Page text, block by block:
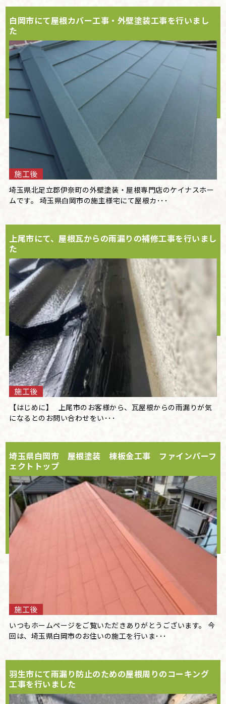
白岡市にて屋根カバー工事・外壁塗装工事を行いまし
た
施工後
埼玉県北足立郡伊奈町の外壁塗装・屋根専門店のケイナスホー
ムです。 埼玉県白岡市の施主様宅にて屋根カ･･･
上尾市にて、屋根瓦からの雨漏りの補修工事を行いまし
た
施工後
【はじめに】 上尾市のお客様から、瓦屋根からの雨漏りが気
になるとのお問い合わせをい･･･
埼玉県白岡市 屋根塗装 棟板金工事 ファインパーフ
ェクトトップ
施工後
いつもホームページをご覧いただきありがとうございます。 今
回は、埼玉県白岡市のお住いの施工を行いま･･･
羽生市にて雨漏り防止のための屋根周りのコーキング
工事を行いました